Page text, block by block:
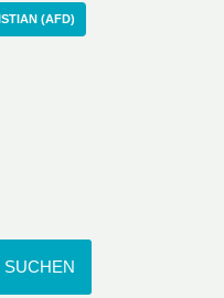
(AFD)
SUCHEN